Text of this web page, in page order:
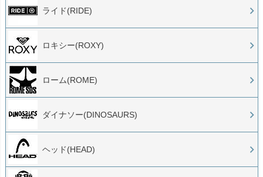
ライド(RIDE)
ロキシー(ROXY)
ローム(ROME)
ダイナソー(DINOSAURS)
ヘッド(HEAD)